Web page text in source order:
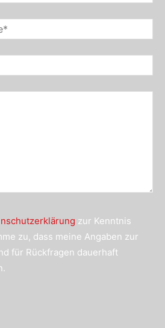
zur Kenntnis
zu, dass meine Angaben zur
für Rückfragen dauerhaft